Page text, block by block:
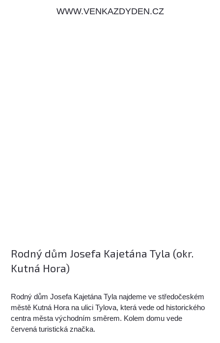
WWW.VENKAZDYDEN.CZ
Rodný dům Josefa Kajetána Tyla (okr.
Kutná Hora)
Rodný dům Josefa Kajetána Tyla najdeme ve středočeském
městě Kutná Hora na ulici Tylova, která vede od historického
centra města východním směrem. Kolem domu vede
červená turistická značka.